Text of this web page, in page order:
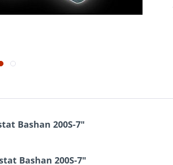
Bashan 200S-7"
Bashan 200S-7"